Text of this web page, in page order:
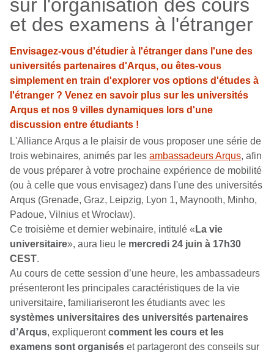
sur l'organisation des cours
et des examens à l'étranger
Envisagez-vous d'étudier à l'étranger dans l'une des
universités partenaires d'Arqus, ou êtes-vous
simplement en train d'explorer vos options d'études à
l'étranger ? Venez en savoir plus sur les universités
Arqus et nos 9 villes dynamiques lors d'une
discussion entre étudiants !
L'Alliance Arqus a le plaisir de vous proposer une série de
trois webinaires, animés par les ambassadeurs Arqus, afin
de vous préparer à votre prochaine expérience de mobilité
(ou à celle que vous envisagez) dans l'une des universités
Arqus (Grenade, Graz, Leipzig, Lyon 1, Maynooth, Minho,
Padoue, Vilnius et Wrocław).
Ce troisième et dernier webinaire, intitulé « La vie
universitaire», aura lieu le mercredi 24 juin à 17h30
CEST.
Au cours de cette session d’une heure, les ambassadeurs
présenteront les principales caractéristiques de la vie
universitaire, familiariseront les étudiants avec les
systèmes universitaires des universités partenaires
d’Arqus, expliquerontcomment les cours et les
examens sont organisés et partageront des conseils sur